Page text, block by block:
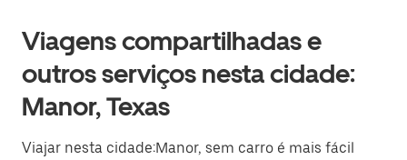
Viagens compartilhadas e
outros serviços nesta cidade:
Manor, Texas
Viajar nesta cidade:Manor, sem carro é mais fácil